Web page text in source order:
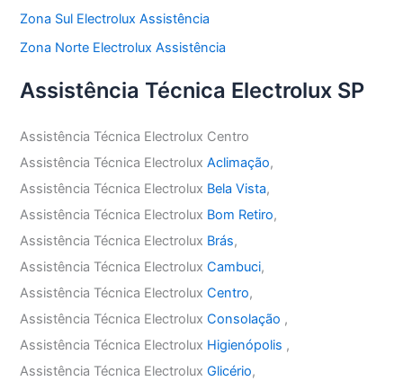
Zona Sul Electrolux Assistência
Zona Norte Electrolux Assistência
Assistência Técnica Electrolux SP
Assistência Técnica Electrolux Centro
Assistência Técnica ElectroluxAclimação,
Assistência Técnica Electrolux Bela Vista,
Assistência Técnica Electrolux Bom Retiro,
Assistência Técnica Electrolux Brás,
Assistência Técnica ElectroluxCambuci,
Assistência Técnica ElectroluxCentro,
Assistência Técnica ElectroluxConsolação ,
Assistência Técnica Electrolux Higienópolis ,
Assistência Técnica ElectroluxGlicério,